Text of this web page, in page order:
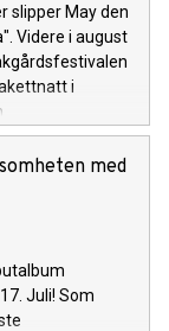
slipper May den
Videre i august
i
med
Juli! Som